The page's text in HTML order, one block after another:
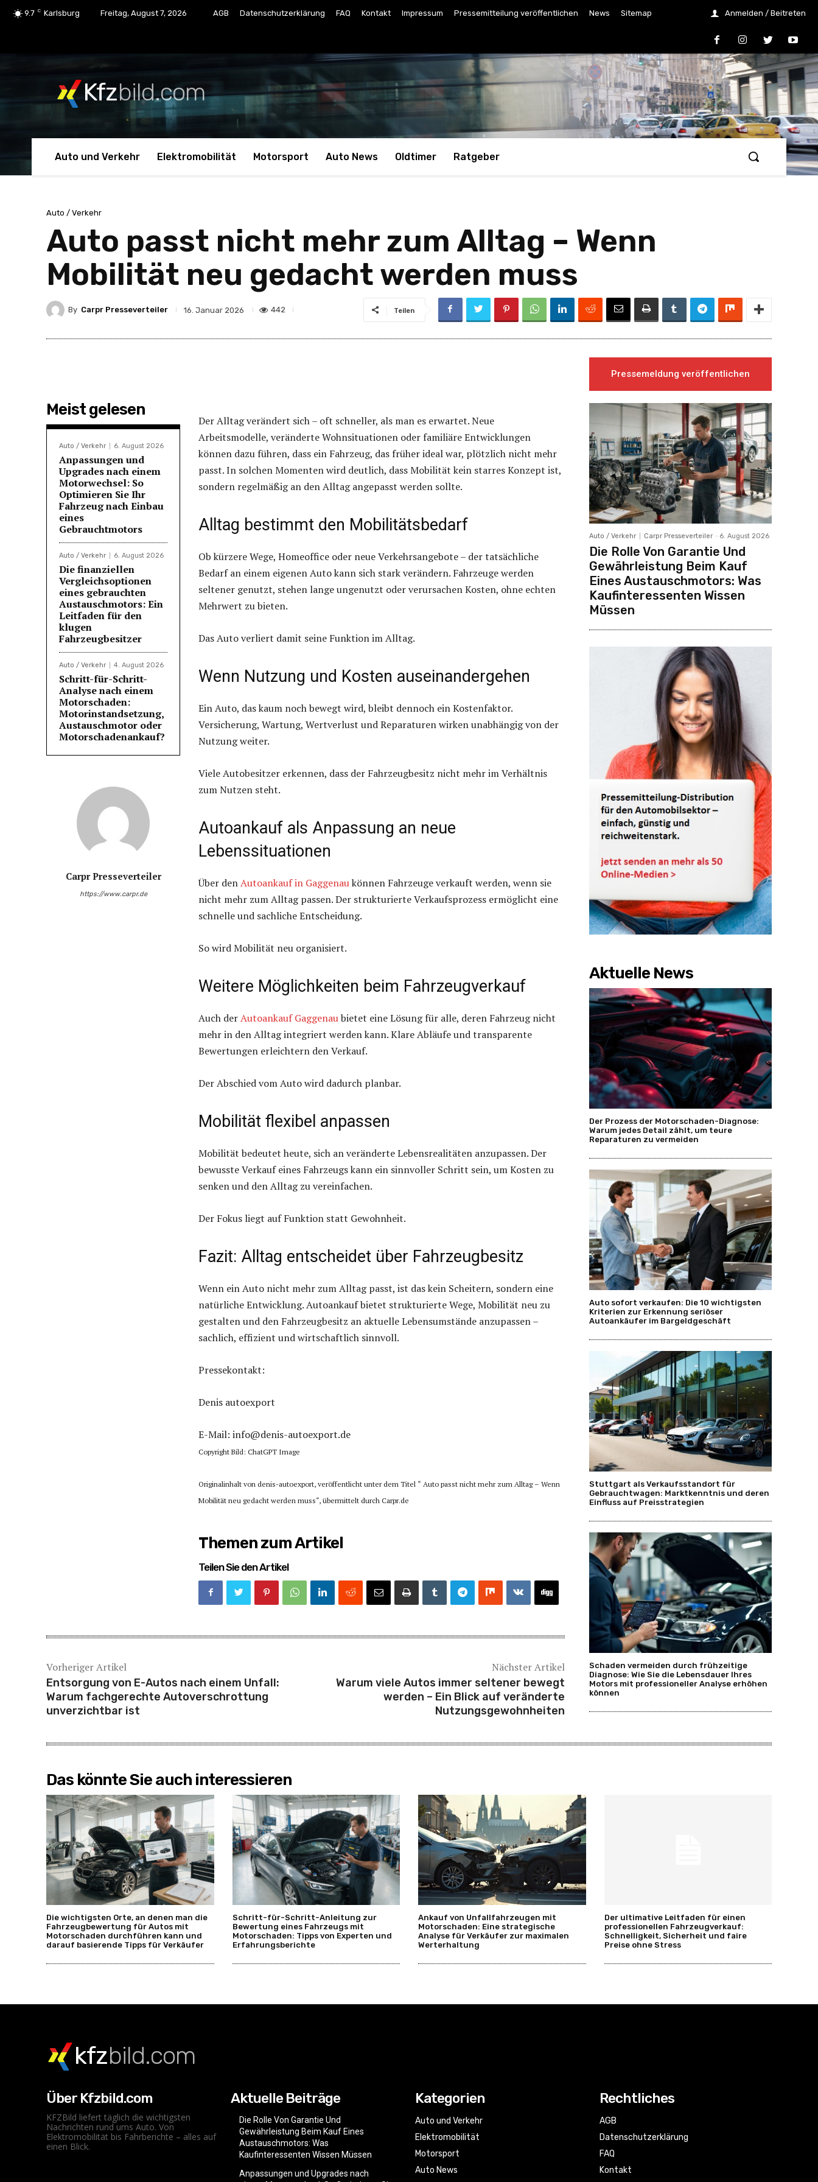
9.7 C Karlsburg Freitag, August 7, 2026 AGB Datenschutzerklärung FAQ Kontakt Impressum Pressemitteilung veröffentlichen News Sitemap Anmelden / Beitreten
Kfzbild.com
Auto und Verkehr Elektromobilität Motorsport Auto News Oldtimer Ratgeber
Auto / Verkehr
Auto passt nicht mehr zum Alltag – Wenn
Mobilität neu gedacht werden muss
By Carpr Presseverteiler 16. Januar 2026 442 Teilen
Meist gelesen
Auto / Verkehr 6. August 2026
Anpassungen und
Upgrades nach einem
Motorwechsel: So
Optimieren Sie Ihr
Fahrzeug nach Einbau
eines
Gebrauchtmotors
Auto / Verkehr 6. August 2026
Die finanziellen
Vergleichsoptionen
eines gebrauchten
Austauschmotors: Ein
Leitfaden für den
klugen
Fahrzeugbesitzer
Auto / Verkehr 4. August 2026
Schritt-für-Schritt-
Analyse nach einem
Motorschaden:
Motorinstandsetzung,
Austauschmotor oder
Motorschadenankauf?
Carpr Presseverteiler
https://www.carpr.de
Der Alltag verändert sich – oft schneller, als man es erwartet. Neue
Arbeitsmodelle, veränderte Wohnsituationen oder familiäre Entwicklungen
können dazu führen, dass ein Fahrzeug, das früher ideal war, plötzlich nicht mehr
passt. In solchen Momenten wird deutlich, dass Mobilität kein starres Konzept ist,
sondern regelmäßig an den Alltag angepasst werden sollte.
Alltag bestimmt den Mobilitätsbedarf
Ob kürzere Wege, Homeoffice oder neue Verkehrsangebote – der tatsächliche
Bedarf an einem eigenen Auto kann sich stark verändern. Fahrzeuge werden
seltener genutzt, stehen lange ungenutzt oder verursachen Kosten, ohne echten
Mehrwert zu bieten.
Das Auto verliert damit seine Funktion im Alltag.
Wenn Nutzung und Kosten auseinandergehen
Ein Auto, das kaum noch bewegt wird, bleibt dennoch ein Kostenfaktor.
Versicherung, Wartung, Wertverlust und Reparaturen wirken unabhängig von der
Nutzung weiter.
Viele Autobesitzer erkennen, dass der Fahrzeugbesitz nicht mehr im Verhältnis
zum Nutzen steht.
Autoankauf als Anpassung an neue
Lebenssituationen
Über denAutoankauf in Gaggenaukönnen Fahrzeuge verkauft werden, wenn sie
nicht mehr zum Alltag passen. Der strukturierte Verkaufsprozess ermöglicht eine
schnelle und sachliche Entscheidung.
So wird Mobilität neu organisiert.
Weitere Möglichkeiten beim Fahrzeugverkauf
Auch derAutoankauf Gaggenaubietet eine Lösung für alle, deren Fahrzeug nicht
mehr in den Alltag integriert werden kann. Klare Abläufe und transparente
Bewertungen erleichtern den Verkauf.
Der Abschied vom Auto wird dadurch planbar.
Mobilität flexibel anpassen
Mobilität bedeutet heute, sich an veränderte Lebensrealitäten anzupassen. Der
bewusste Verkauf eines Fahrzeugs kann ein sinnvoller Schritt sein, um Kosten zu
senken und den Alltag zu vereinfachen.
Der Fokus liegt auf Funktion statt Gewohnheit.
Fazit: Alltag entscheidet über Fahrzeugbesitz
Wenn ein Auto nicht mehr zum Alltag passt, ist das kein Scheitern, sondern eine
natürliche Entwicklung. Autoankauf bietet strukturierte Wege, Mobilität neu zu
gestalten und den Fahrzeugbesitz an aktuelle Lebensumstände anzupassen –
sachlich, effizient und wirtschaftlich sinnvoll.
Pressekontakt:
Denis autoexport
E-Mail: info@denis-autoexport.de
Copyright Bild: ChatGPT Image
Originalinhalt von denis-autoexport, veröffentlicht unter dem Titel “ Auto passt nicht mehr zum Alltag – Wenn
Mobilität neu gedacht werden muss“, übermittelt durch Carpr.de
Themen zum Artikel
Teilen Sie den Artikel
Vorheriger Artikel
Entsorgung von E-Autos nach einem Unfall:
Warum fachgerechte Autoverschrottung
unverzichtbar ist
Nächster Artikel
Warum viele Autos immer seltener bewegt
werden – Ein Blick auf veränderte
Nutzungsgewohnheiten
Pressemeldung veröffentlichen
Auto / Verkehr Carpr Presseverteiler - 6. August 2026
Die Rolle Von Garantie Und
Gewährleistung Beim Kauf
Eines Austauschmotors: Was
Kaufinteressenten Wissen
Müssen
Aktuelle News
Der Prozess der Motorschaden-Diagnose:
Warum jedes Detail zählt, um teure
Reparaturen zu vermeiden
Auto sofort verkaufen: Die 10 wichtigsten
Kriterien zur Erkennung seriöser
Autoankäufer im Bargeldgeschäft
Stuttgart als Verkaufsstandort für
Gebrauchtwagen: Marktkenntnis und deren
Einfluss auf Preisstrategien
Schaden vermeiden durch frühzeitige
Diagnose: Wie Sie die Lebensdauer Ihres
Motors mit professioneller Analyse erhöhen
können
Das könnte Sie auch interessieren
Die wichtigsten Orte, an denen man die
Fahrzeugbewertung für Autos mit
Motorschaden durchführen kann und
darauf basierende Tipps für Verkäufer
Schritt-für-Schritt-Anleitung zur
Bewertung eines Fahrzeugs mit
Motorschaden: Tipps von Experten und
Erfahrungsberichte
Ankauf von Unfallfahrzeugen mit
Motorschaden: Eine strategische
Analyse für Verkäufer zur maximalen
Werterhaltung
Der ultimative Leitfaden für einen
professionellen Fahrzeugverkauf:
Schnelligkeit, Sicherheit und faire
Preise ohne Stress
kfzbild.com
Über Kfzbild.com
KFZBild liefert täglich die wichtigsten
Nachrichten rund ums Auto. Von
Elektromobilität bis Fahrberichte – alles auf
einen Blick.
Aktuelle Beiträge
Die Rolle Von Garantie Und
Gewährleistung Beim Kauf Eines
Austauschmotors: Was
Kaufinteressenten Wissen Müssen
Anpassungen und Upgrades nach
Kategorien
Auto und Verkehr
Elektromobilität
Motorsport
Auto News
Rechtliches
AGB
Datenschutzerklärung
FAQ
Kontakt